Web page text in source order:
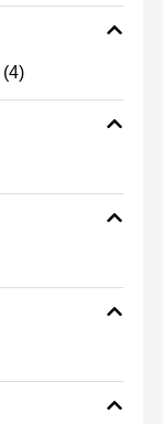
(4)